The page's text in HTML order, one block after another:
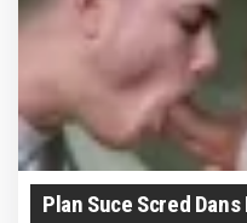
Plan Suce Scred